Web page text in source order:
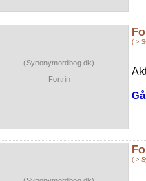
(Synonymordbog.dk)
Fortrin
( >
( >